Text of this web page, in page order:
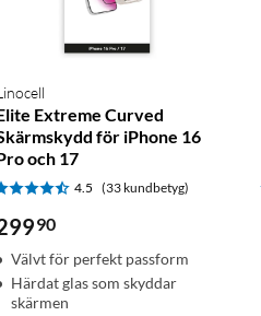
Extreme Curved
för iPhone 16
och 17
4.5 (33 kundbetyg)
90
Välvt för perfekt passform
Härdat glas som skyddar
skärmen